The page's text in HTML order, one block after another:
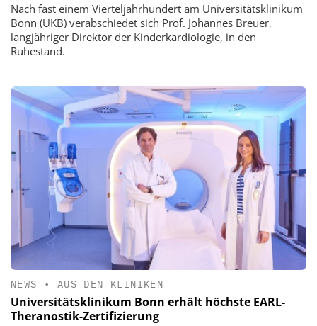
Nach fast einem Vierteljahrhundert am Universitätsklinikum
Bonn (UKB) verabschiedet sich Prof. Johannes Breuer,
langjähriger Direktor der Kinderkardiologie, in den
Ruhestand.
NEWS • AUS DEN KLINIKEN
Universitätsklinikum Bonn erhält höchste EARL-
Theranostik-Zertifizierung